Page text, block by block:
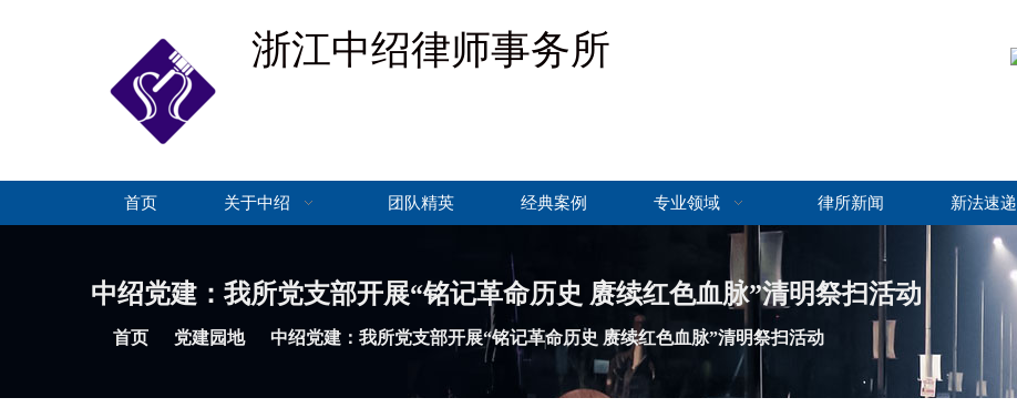
浙江中绍律师事务所
首页 关于中绍 团队精英 经典案例 专业领域 律所新闻 新法速递
中绍党建：我所党支部开展“铭记革命历史 赓续红色血脉”清明祭扫活动
首页 党建园地 中绍党建：我所党支部开展“铭记革命历史 赓续红色血脉”清明祭扫活动